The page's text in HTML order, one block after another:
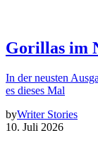
Gorillas im
In der neusten
es dieses Mal
byWriter Stories
10. Juli 2026